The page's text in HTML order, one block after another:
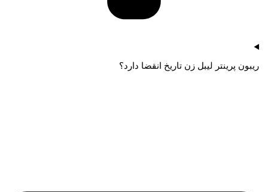
ریبون پرینتر لیبل زن تاریخ انقضا دارد؟